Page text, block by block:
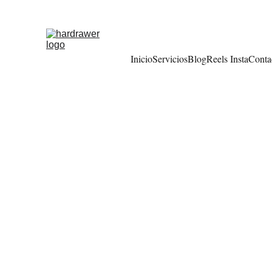
InicioServiciosBlogReels Insta